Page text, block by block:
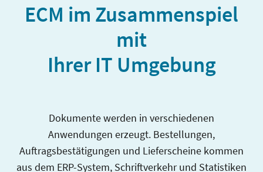
ECM im Zusammenspiel
mit
Ihrer IT Umgebung
Dokumente werden in verschiedenen
Anwendungen erzeugt. Bestellungen,
Auftragsbestätigungen und Lieferscheine kommen
aus dem ERP-System, Schriftverkehr und Statistiken